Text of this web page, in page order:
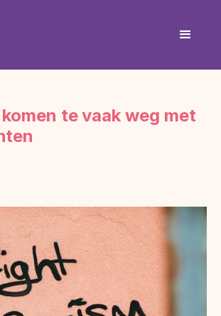
te vaak weg met